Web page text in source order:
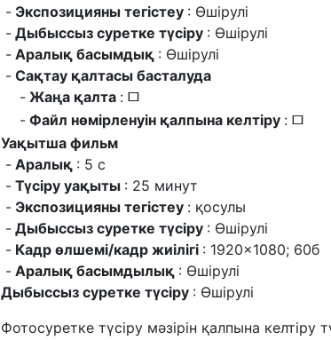
Экспозицияны тегістеу : Өшірулі
Дыбыссыз суретке түсіру : Өшірулі
Аралық басымдық : Өшірулі
Сақтау қалтасы басталуда
Жаңа қалта : U
Файл нөмірленуін қалпына келтіру : U
Уақытша фильм
Аралық : 5 с
Түсіру уақыты : 25 минут
Экспозицияны тегістеу : қосулы
Дыбыссыз суретке түсіру : Өшірулі
Кадр өлшемі/кадр жиілігі : 1920×1080; 60б
Аралық басымдылық : Өшірулі
Дыбыссыз суретке түсіру : Өшірулі
Фотосуретке түсіру мәзірін қалпына келтіру